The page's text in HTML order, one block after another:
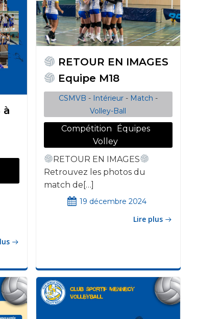
à
RETOUR EN IMAGES
Equipe M18
CSMVB - Intérieur - Match -
Volley-Ball
Compétition
Équipes
Volley
RETOUR EN IMAGES
Retrouvez les photos du
match de[…]
19 décembre 2024
Lire plus